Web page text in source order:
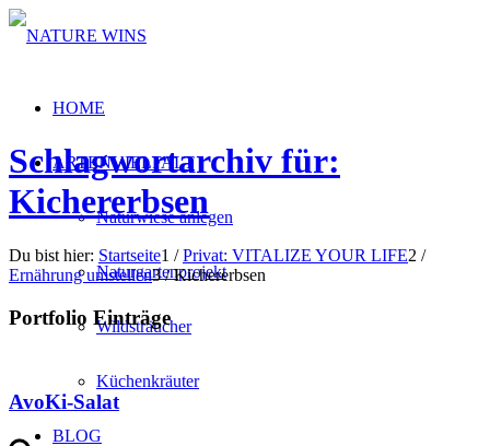
HOME
ARTENVIELFALT
Naturwiese anlegen
Naturgartenprojekt
Wildsträucher
Küchenkräuter
BLOG
Schlagwortarchiv für:
Kichererbsen
Du bist hier: Startseite1 / Privat: VITALIZE YOUR LIFE2 /
Ernährung umstellen3 / Kichererbsen
Portfolio Einträge
AvoKi-Salat